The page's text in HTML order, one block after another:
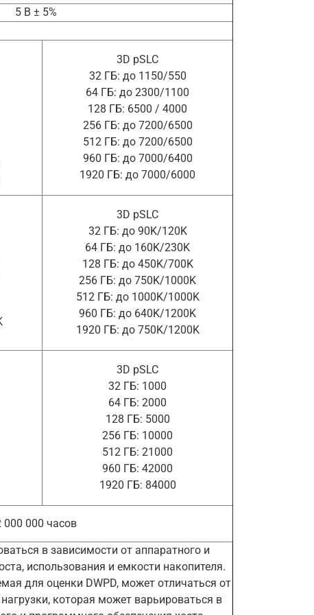
5 В ± 5%
3D pSLC
32 ГБ: до 1150/550
64 ГБ: до 2300/1100
128 ГБ: 6500 / 4000
256 ГБ: до 7200/6500
512 ГБ: до 7200/6500
960 ГБ: до 7000/6400
1920 ГБ: до 7000/6000
3D pSLC
32 ГБ: до 90K/120K
64 ГБ: до 160K/230K
128 ГБ: до 450K/700K
256 ГБ: до 750K/1000K
512 ГБ: до 1000K/1000K
960 ГБ: до 640K/1200K
1920 ГБ: до 750K/1200K
3D pSLC
32 ГБ: 1000
64 ГБ: 2000
128 ГБ: 5000
256 ГБ: 10000
512 ГБ: 21000
960 ГБ: 42000
1920 ГБ: 84000
000 000 часов
в зависимости от аппаратного и
использования и емкости накопителя.
для оценки DWPD, может отличаться от
которая может варьироваться в